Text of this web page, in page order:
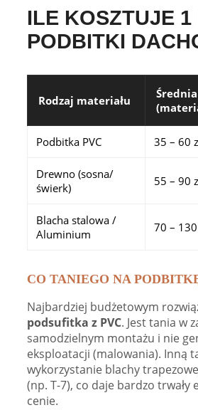
ILE KOSZTUJE 1
PODBITKI
Rodzaj materiału
Podbitka PVC 35 – 60
Drewno (sosna/
świerk)
55 – 90
Blacha stalowa /
Aluminium
70 – 130
CO TANIEGO NA
Najbardziej budżetowym
podsufitka z PVC. Jest tania w
samodzielnym montażu i nie
eksploatacji (malowania). Inną
wykorzystanie blachy
(np. T-7), co daje bardzo trwały
cenie.